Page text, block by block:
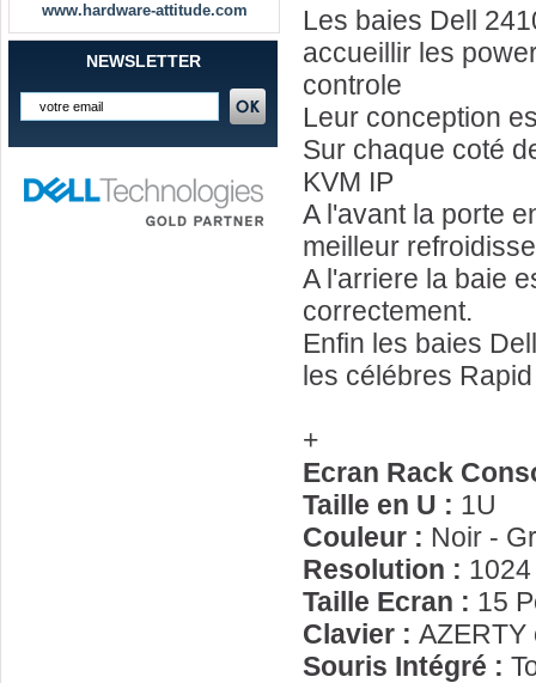
www.hardware-attitude.com
NEWSLETTER
Les baies Dell
accueillir les
controle
Leur conception
Sur chaque coté
KVM IP
A l'avant la porte
meilleur
A l'arriere la baie
correctement.
Enfin les baies
les célébres
+
Ecran Rack
Taille en U : 1U
Couleur : Noir -
Resolution :
Taille Ecran : 15
Clavier : AZERTY
Souris Intégré :